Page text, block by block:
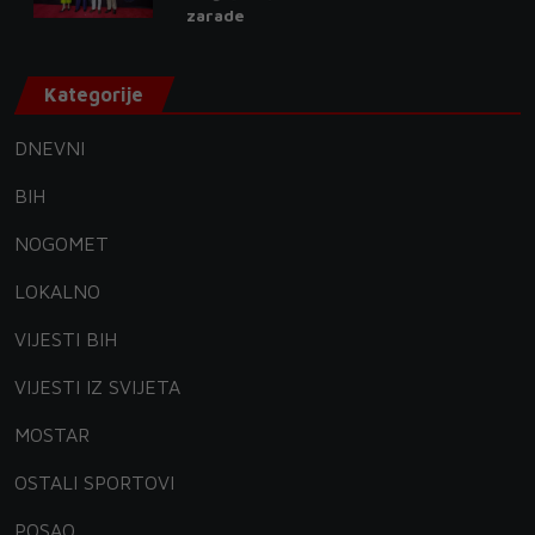
zarade
Kategorije
DNEVNI
BIH
NOGOMET
LOKALNO
VIJESTI BIH
VIJESTI IZ SVIJETA
MOSTAR
OSTALI SPORTOVI
POSAO